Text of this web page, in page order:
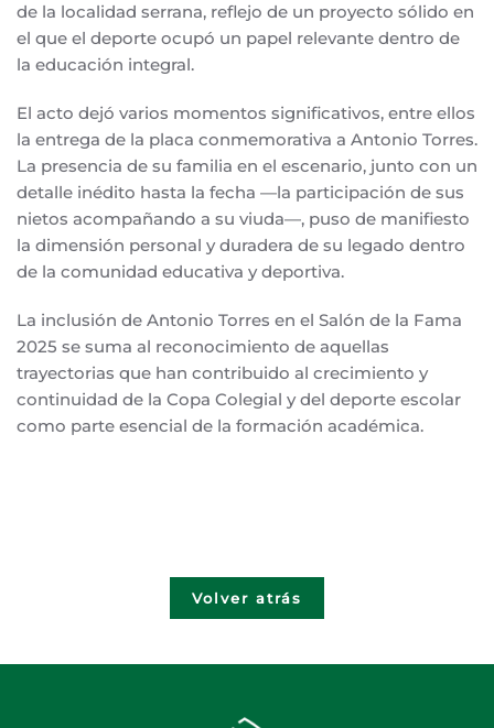
de la localidad serrana, reflejo de un proyecto sólido en
el que el deporte ocupó un papel relevante dentro de
la educación integral.
El acto dejó varios momentos significativos, entre ellos
la entrega de la placa conmemorativa a Antonio Torres.
La presencia de su familia en el escenario, junto con un
detalle inédito hasta la fecha —la participación de sus
nietos acompañando a su viuda—, puso de manifiesto
la dimensión personal y duradera de su legado dentro
de la comunidad educativa y deportiva.
La inclusión de Antonio Torres en el Salón de la Fama
2025 se suma al reconocimiento de aquellas
trayectorias que han contribuido al crecimiento y
continuidad de la Copa Colegial y del deporte escolar
como parte esencial de la formación académica.
Volver atrás